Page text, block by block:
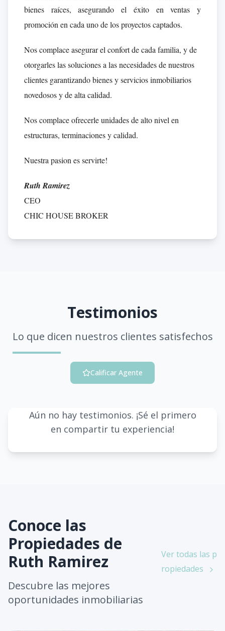
bienes raíces, asegurando el éxito en ventas y
promoción en cada uno de los proyectos captados.
Nos complace asegurar el confort de cada familia, y de
otorgarles las soluciones a las necesidades de nuestros
clientes garantizando bienes y servicios inmobiliarios
novedosos y de alta calidad.
Nos complace ofrecerle unidades de alto nivel en
estructuras, terminaciones y calidad.
Nuestra pasion es servirte!
Ruth Ramirez
CEO
CHIC HOUSE BROKER
Testimonios
Lo que dicen nuestros clientes satisfechos
Calificar Agente
Aún no hay testimonios. ¡Sé el primero
en compartir tu experiencia!
Conoce las
Propiedades de
Ruth Ramirez
Descubre las mejores
oportunidades inmobiliarias
Ver todas las p
ropiedades